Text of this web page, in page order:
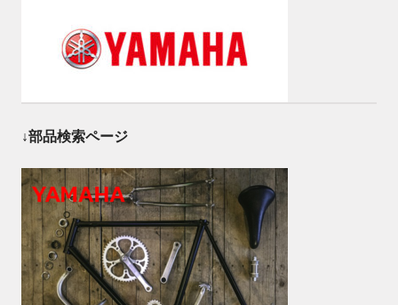
↓部品検索ページ